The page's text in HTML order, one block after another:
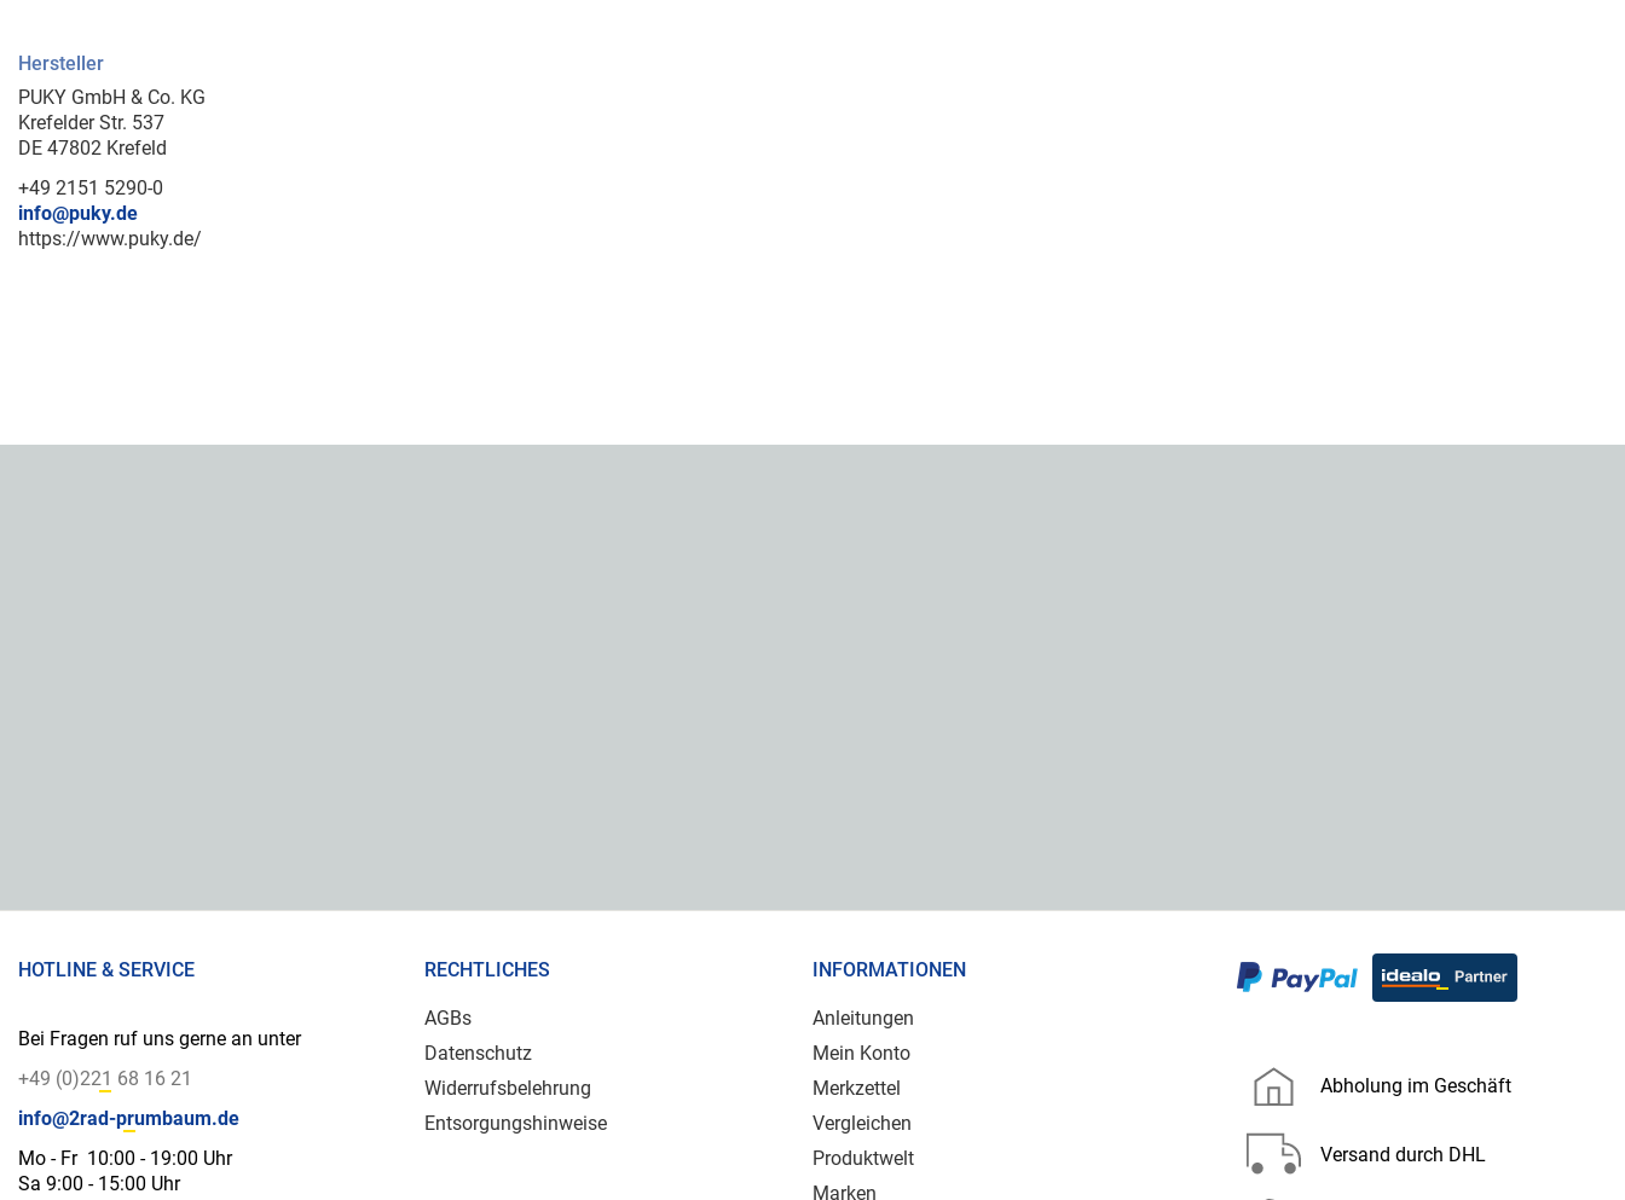
Hersteller
PUKY GmbH & Co. KG
Krefelder Str. 537
DE 47802 Krefeld
+49 2151 5290-0
info@puky.de
https://www.puky.de/
HOTLINE & SERVICE
Bei Fragen ruf uns gerne an unter
+49 (0)221 68 16 21
info@2rad-prumbaum.de
Mo - Fr 10:00 - 19:00 Uhr
Sa 9:00 - 15:00 Uhr
RECHTLICHES
AGBs
Datenschutz
Widerrufsbelehrung
Entsorgungshinweise
INFORMATIONEN
Anleitungen
Mein Konto
Merkzettel
Vergleichen
Produktwelt
Marken
Abholung im Geschäft
Versand durch DHL